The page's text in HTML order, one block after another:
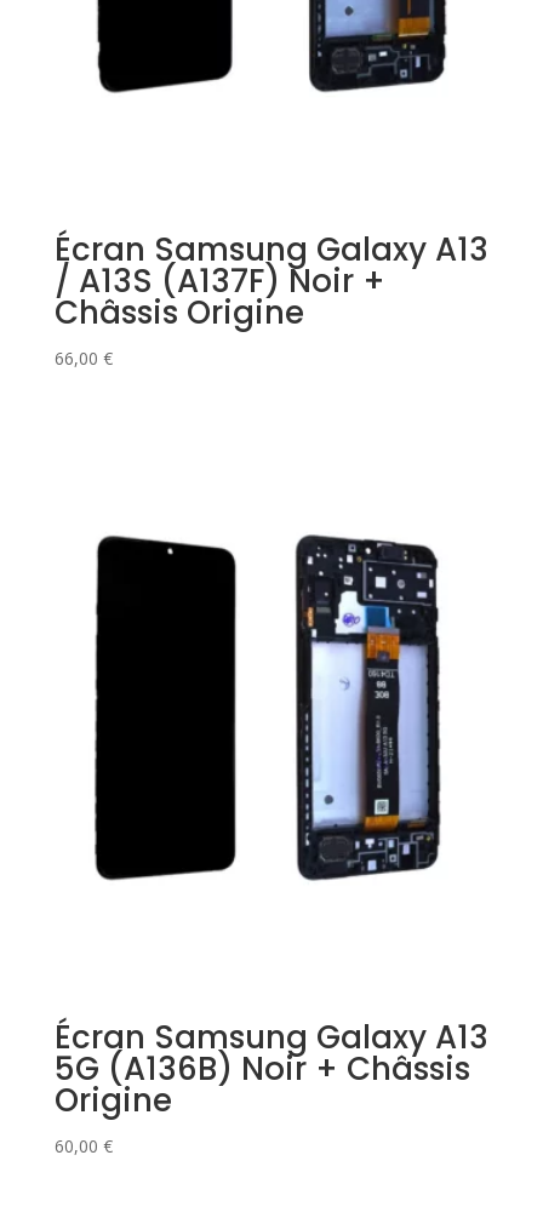
Écran Samsung Galaxy A13
/ A13S (A137F) Noir +
Châssis Origine
66,00 €
Écran Samsung Galaxy A13
5G (A136B) Noir + Châssis
Origine
60,00 €